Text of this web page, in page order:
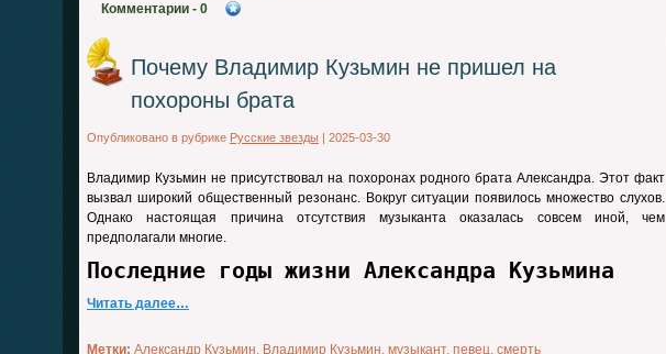
Комментарии - 0
Почему Владимир Кузьмин не пришел на
похороны брата
Опубликовано в рубрике Русские звезды | 2025-03-30
Владимир Кузьмин не присутствовал на похоронах родного брата Александра. Этот факт
вызвал широкий общественный резонанс. Вокруг ситуации появилось множество слухов.
Однако настоящая причина отсутствия музыканта оказалась совсем иной, чем
предполагали многие.
Последние годы жизни Александра Кузьмина
Читать далее…
Метки: Александр Кузьмин, Владимир Кузьмин, музыкант, певец, смерть